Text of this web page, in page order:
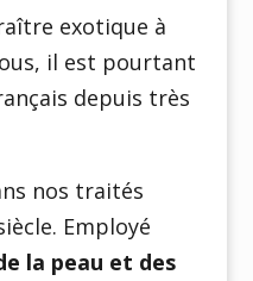
exotique à
il est pourtant
depuis très
nos traités
Employé
la peau et des